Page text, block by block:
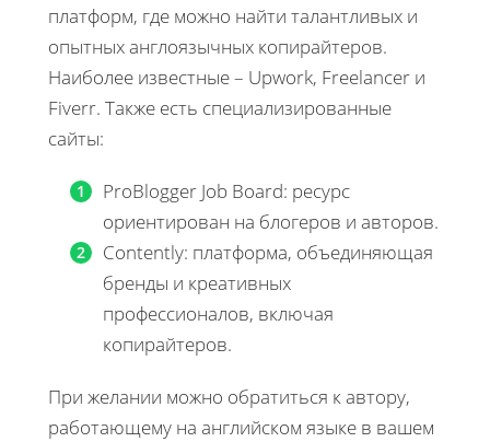
платформ, где можно найти талантливых и
опытных англоязычных копирайтеров.
Наиболее известные – Upwork, Freelancer и
Fiverr. Также есть специализированные
сайты:
ProBlogger Job Board: ресурс
ориентирован на блогеров и авторов.
Contently: платформа, объединяющая
бренды и креативных
профессионалов, включая
копирайтеров.
При желании можно обратиться к автору,
работающему на английском языке в вашем